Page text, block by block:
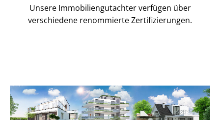
Unsere Immobilien­gutachter verfügen über
verschiedene renommierte Zer­ti­fi­zie­run­gen.